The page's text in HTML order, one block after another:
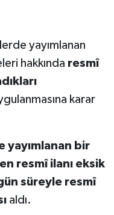
yayımlanan
hakkında resmî
karar
yayımlanan bir
resmî ilanı eksik
süreyle resmî
aldı.